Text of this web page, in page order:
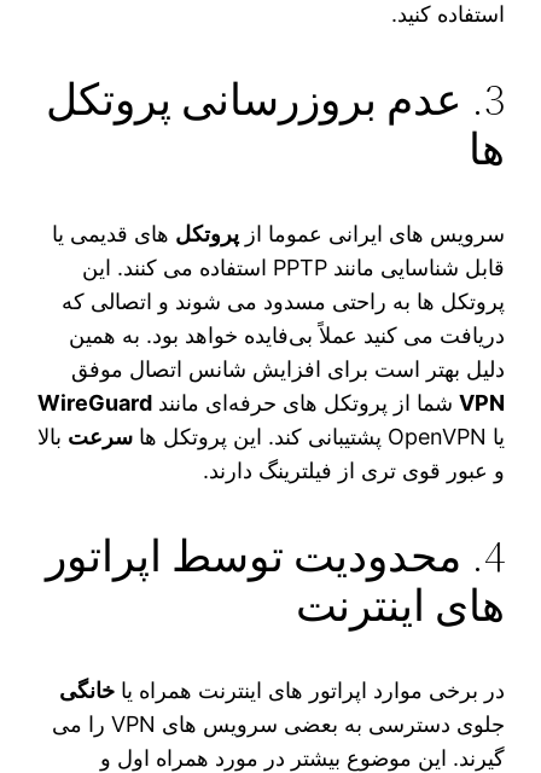
استفاده کنید.
3. عدم بروزرسانی پروتکل‌
ها
سرویس‌ های ایرانی عموما ازپروتکل‌ های قدیمی یا
قابل شناسایی مانند PPTP استفاده می‌ کنند. این
پروتکل‌ ها به‌ راحتی مسدود می‌ شوند و اتصالی که
دریافت می‌ کنید عملاً بی‌فایده خواهد بود. به همین
دلیل بهتر است برای افزایش شانس اتصال موفق
VPN شما از پروتکل‌ های حرفه‌ای مانندWireGuard
یا OpenVPN پشتیبانی کند. این پروتکل‌ ها
سرعت بالا
و عبور قوی‌ تری از فیلترینگ دارند.
4. محدودیت توسط اپراتور
های اینترنت
در برخی موارد اپراتور های اینترنت همراه یاخانگی
جلوی دسترسی به بعضی سرویس‌ های VPN را می‌
گیرند. این موضوع بیشتر در مورد همراه اول و